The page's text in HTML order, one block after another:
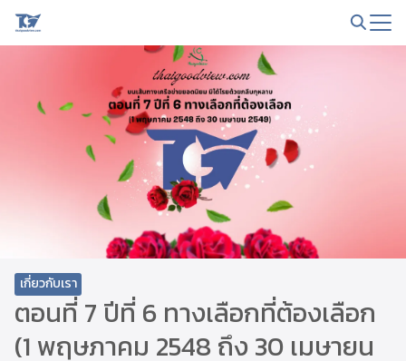
Skip
เกี่ยวกับเรา
ตอนที่ 7 ปีที่ 6 ทางเลือกที่ต้องเลือก
(1 พฤษภาคม 2548 ถึง 30 เมษายน